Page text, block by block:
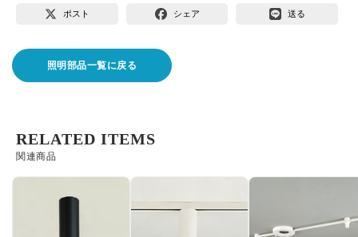
ポスト シェア 送る
照明部品一覧に戻る
関連商品
RELATED ITEMS